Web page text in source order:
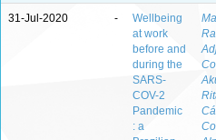
31-Jul-2020 -
Wellbeing
at work
before and
during the
SARS-
COV-2
Pandemic
: a